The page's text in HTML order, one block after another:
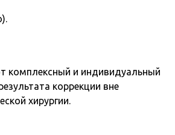
комплексный и индивидуальный
коррекции вне
хирургии.